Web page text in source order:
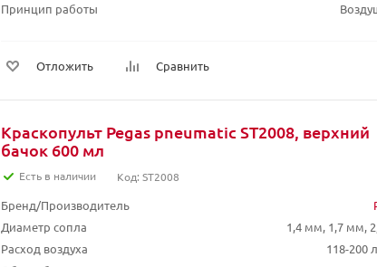
Принцип работы
Отложить Сравнить
Краскопульт Pegas pneumatic ST2008, верхний
бачок 600 мл
Есть в наличии Код: ST2008
Бренд/Производитель
Диаметр сопла
1,4 мм, 1,7 мм,
Расход воздуха
118-200